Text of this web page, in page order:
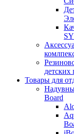
Товары для
Board